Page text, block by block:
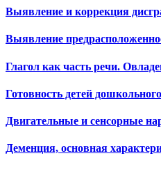
Выявление и коррекция
Выявление
Глагол как часть речи.
Готовность детей
Двигательные и сенсорные
Деменция, основная